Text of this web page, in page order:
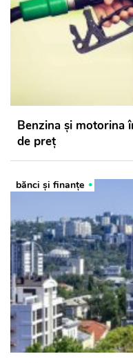
Benzina și motorina
de preț
bănci şi finanţe